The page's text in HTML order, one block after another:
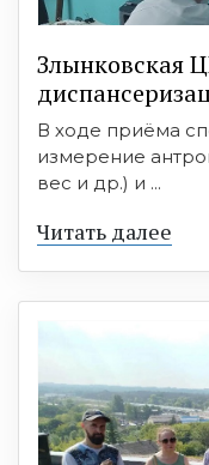
Злынковская
В ходе приёма
измерение
вес и др.) и ...
Читать далее